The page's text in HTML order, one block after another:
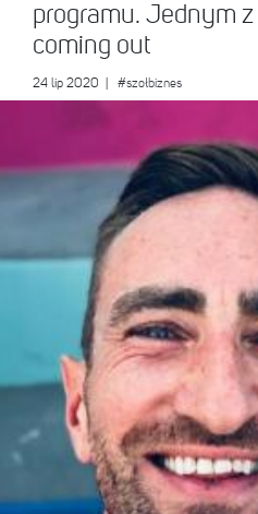
programu. Jednym
coming out
24 lip 2020 #szołbiznes